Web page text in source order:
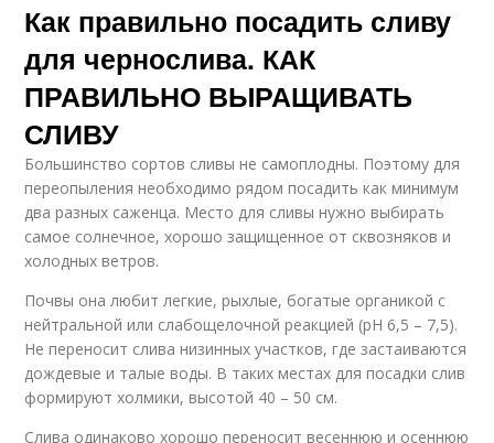
Как правильно посадить сливу
для чернослива. КАК
ПРАВИЛЬНО ВЫРАЩИВАТЬ
СЛИВУ
Большинство сортов сливы не самоплодны. Поэтому для
переопыления необходимо рядом посадить как минимум
два разных саженца. Место для сливы нужно выбирать
самое солнечное, хорошо защищенное от сквозняков и
холодных ветров.
Почвы она любит легкие, рыхлые, богатые органикой с
нейтральной или слабощелочной реакцией (рН 6,5 – 7,5).
Не переносит слива низинных участков, где застаиваются
дождевые и талые воды. В таких местах для посадки слив
формируют холмики, высотой 40 – 50 см.
Слива одинаково хорошо переносит весеннюю и осеннюю